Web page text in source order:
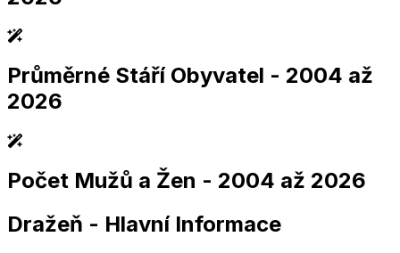
2,005 2,010 2,015 2,020 2,025
2,005 2,010 2,015 2,020 2,025
Průměrné Stáří Obyvatel - 2004 až
2026
2,005 2,010 2,015 2,020 2,025
2,005 2,010 2,015 2,020 2,025
Počet Mužů a Žen - 2004 až 2026
Dražeň - Hlavní Informace